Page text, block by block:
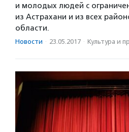
и молодых людей с
из Астрахани и из всех
области.
Новости · 23.05.2017 · Культура и